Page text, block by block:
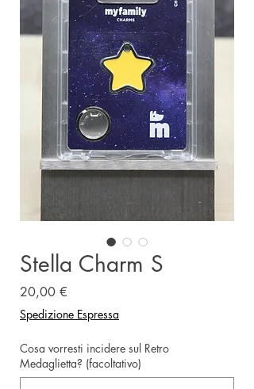
Stella Charm S
20,00 €
Spedizione Espressa
Cosa vorresti incidere sul Retro
Medaglietta? (facoltativo)